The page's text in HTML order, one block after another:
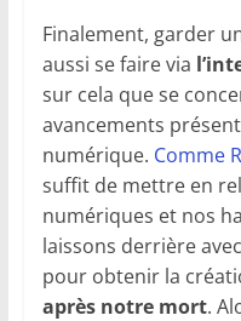
Finalement, garder
aussi se faire via
sur cela que se
avancements
numérique. Comme
suffit de mettre en
numériques et nos
laissons derrière avec
pour obtenir la
après notre mort.